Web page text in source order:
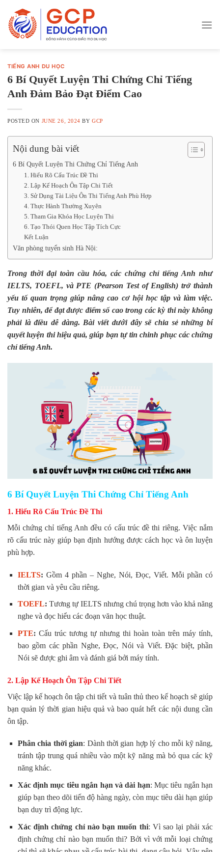
content
TIẾNG ANH DU HỌC
6 Bí Quyết Luyện Thi Chứng Chỉ Tiếng
Anh Đảm Bảo Đạt Điểm Cao
POSTED ON JUNE 26, 2024 BYGCP
Nội dung bài viết
6 Bí Quyết Luyện Thi Chứng Chỉ Tiếng Anh
1. Hiểu Rõ Cấu Trúc Đề Thi
2. Lập Kế Hoạch Ôn Tập Chi Tiết
3. Sử Dụng Tài Liệu Ôn Thi Tiếng Anh Phù Hợp
4. Thực Hành Thường Xuyên
5. Tham Gia Khóa Học Luyện Thi
6. Tạo Thói Quen Học Tập Tích Cực
Kết Luận
Văn phòng tuyển sinh Hà Nội:
Trong thời đại toàn cầu hóa, các chứng chỉ tiếng Anh như
IELTS, TOEFL, và PTE (Pearson Test of English) trở thành
yếu tố quan trọng giúp nâng cao cơ hội học tập và làm việc.
Tuy nhiên, để đạt được điểm số cao trong các kỳ thi này không
phải là điều dễ dàng. Bài viết dưới đây sẽ chia sẻ những bí
quyết luyện thi hiệu quả, giúp bạn tự tin chinh phục các chứng
chỉ tiếng Anh.
6 Bí Quyết Luyện Thi Chứng Chỉ Tiếng Anh
1. Hiểu Rõ Cấu Trúc Đề Thi
Mỗi chứng chỉ tiếng Anh đều có cấu trúc đề thi riêng. Việc nắm
rõ cấu trúc này giúp bạn định hướng được cách học và ôn luyện
phù hợp.
IELTS: Gồm 4 phần – Nghe, Nói, Đọc, Viết. Mỗi phần có
thời gian và yêu cầu riêng.
TOEFL: Tương tự IELTS nhưng chú trọng hơn vào khả năng
nghe và đọc hiểu các đoạn văn học thuật.
PTE: Cấu trúc tương tự nhưng thi hoàn toàn trên máy tính,
bao gồm các phần Nghe, Đọc, Nói và Viết. Đặc biệt, phần
Nói sẽ được ghi âm và đánh giá bởi máy tính.
2. Lập Kế Hoạch Ôn Tập Chi Tiết
Việc lập kế hoạch ôn tập chi tiết và tuân thủ theo kế hoạch sẽ giúp
bạn quản lý thời gian hiệu quả và bao quát hết các nội dung cần
ôn tập.
Phân chia thời gian: Dành thời gian hợp lý cho mỗi kỹ năng,
tránh tập trung quá nhiều vào một kỹ năng mà bỏ qua các kỹ
năng khác.
Xác định mục tiêu ngắn hạn và dài hạn: Mục tiêu ngắn hạn
giúp bạn theo dõi tiến độ hàng ngày, còn mục tiêu dài hạn giúp
bạn duy trì động lực.
Xác định chứng chỉ nào bạn muốn thi: Vì sao lại phải xác
định chứng chỉ nào bạn muốn thi? Bởi vì với mỗi loại chứng